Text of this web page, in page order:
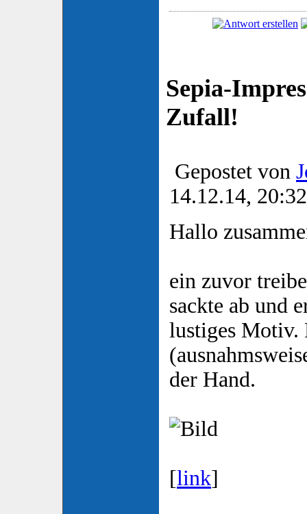
Sepia-
Zufall!
Gepostet von
14.12.14, 20:32
Hallo
ein zuvor
sackte ab und
lustiges Motiv.
der Hand.
[link]